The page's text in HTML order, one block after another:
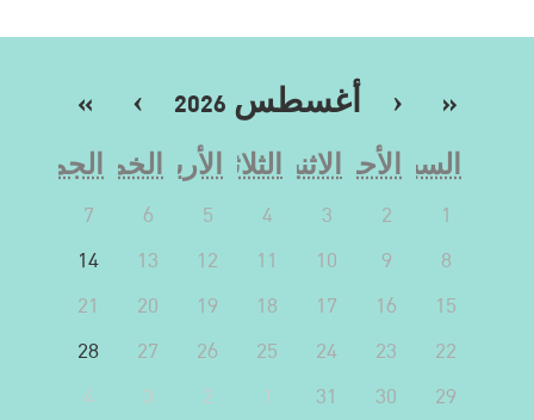
«
‹ أغسطس 2026 ›
»
السبتالأحد الاثنينالثلاثاءالأربعاءالخميس
الجمعة
1
2
3
4
5
6
7
8
9
10
11
12
13
14
15
16
17
18
19
20
21
22
23
24
25
26
27
28
29
30
31
1
2
3
4